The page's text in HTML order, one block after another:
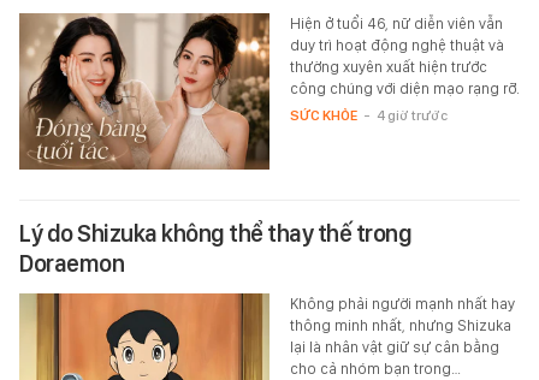
Hiện ở tuổi 46, nữ diễn viên vẫn
duy trì hoạt động nghệ thuật và
thường xuyên xuất hiện trước
công chúng với diện mạo rạng rỡ.
SỨC KHỎE - 4 giờ trước
Lý do Shizuka không thể thay thế trong
Doraemon
Không phải người mạnh nhất hay
thông minh nhất, nhưng Shizuka
lại là nhân vật giữ sự cân bằng
cho cả nhóm bạn trong…